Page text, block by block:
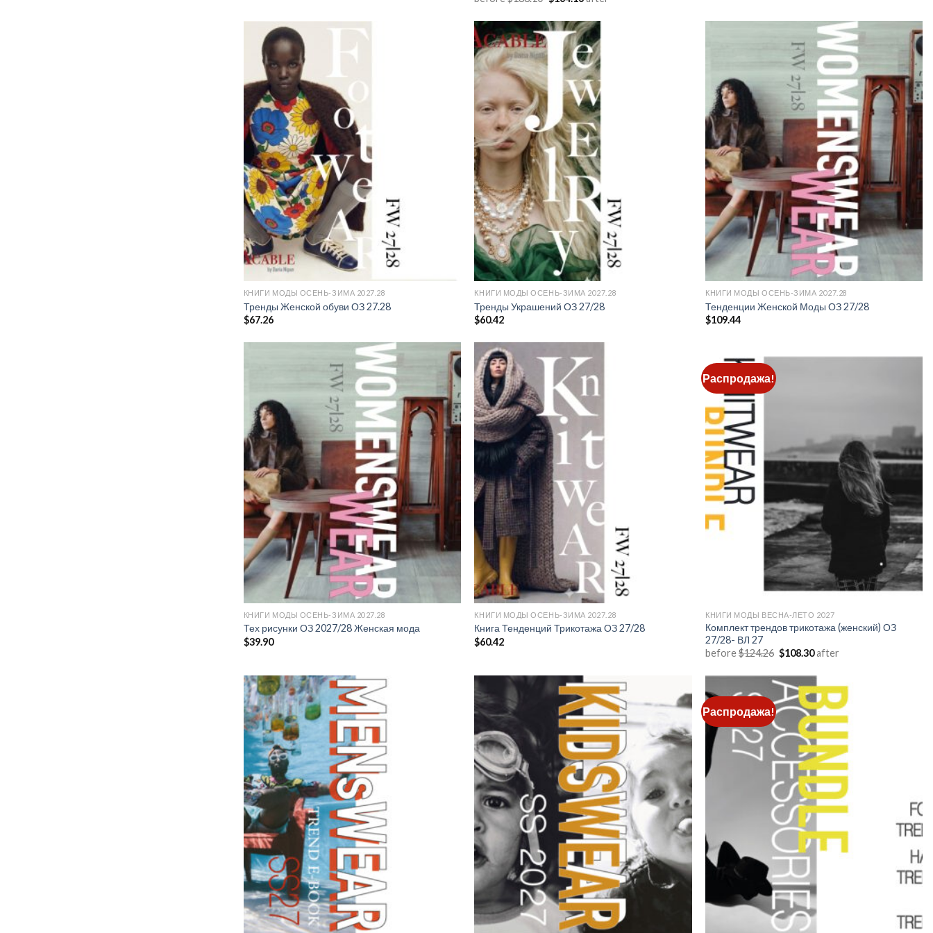
цена
$188.10.
КНИГИ МОДЫ ОСЕНЬ-ЗИМА 2027.28
Тренды Женской обуви ОЗ 27.28
$67.26
КНИГИ МОДЫ ОСЕНЬ-ЗИМА 2027.28
Тренды Украшений ОЗ 27/28
$60.42
Add to
wishlist
КНИГИ МОДЫ ОСЕНЬ-ЗИМА 2027.28
Тенденции Женской Моды ОЗ 27/28
$109.44
Add to
wishlist
КНИГИ МОДЫ ОСЕНЬ-ЗИМА 2027.28
Тех рисунки ОЗ 2027/28 Женская мода
$39.90
КНИГИ МОДЫ ОСЕНЬ-ЗИМА 2027.28
Книга Тенденций Трикотажа ОЗ 27/28
$60.42
Распродажа!
КНИГИ МОДЫ ВЕСНА-ЛЕТО 2027
Комплект трендов трикотажа (женский) ОЗ
27/28- ВЛ 27
before$124.26 Первоначальная
цена
$124.26.
$108.30Текущая
after
Add to
wishlist
Распродажа!